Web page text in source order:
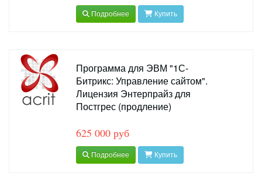
Подробнее Купить
Программа для ЭВМ "1С-
Битрикс: Управление сайтом".
Лицензия Энтерпрайз для
Постгрес (продление)
625 000 руб
Подробнее Купить